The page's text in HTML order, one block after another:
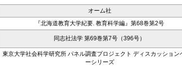
オーム社
『北海道教育大学紀要. 教育科学編』第68巻第2号
同志社法学 第69巻第7号（396号）
東京大学社会科学研究所 パネル調査プロジェクト ディスカッション
ーシリーズ